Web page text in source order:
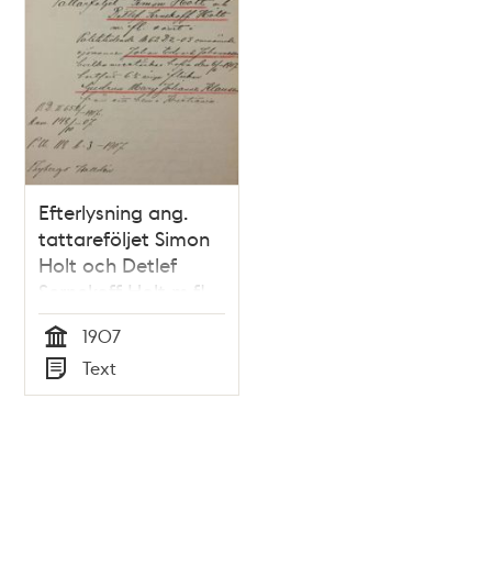
Efterlysning ang.
tattareföljet Simon
Holt och Detlef
Sernekoff Holt m.fl.
Tid
1907
Typ
Text